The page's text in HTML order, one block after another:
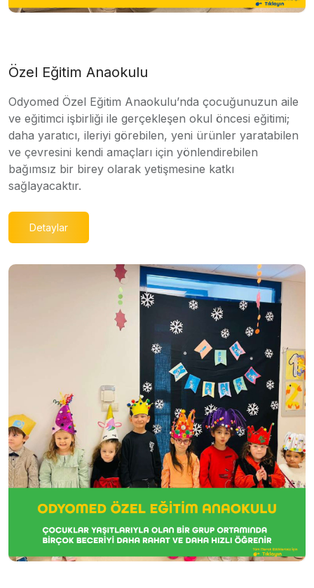
Özel Eğitim Anaokulu
Odyomed Özel Eğitim Anaokulu’nda çocuğunuzun aile
ve eğitimci işbirliği ile gerçekleşen okul öncesi eğitimi;
daha yaratıcı, ileriyi görebilen, yeni ürünler yaratabilen
ve çevresini kendi amaçları için yönlendirebilen
bağımsız bir birey olarak yetişmesine katkı
sağlayacaktır.
Detaylar